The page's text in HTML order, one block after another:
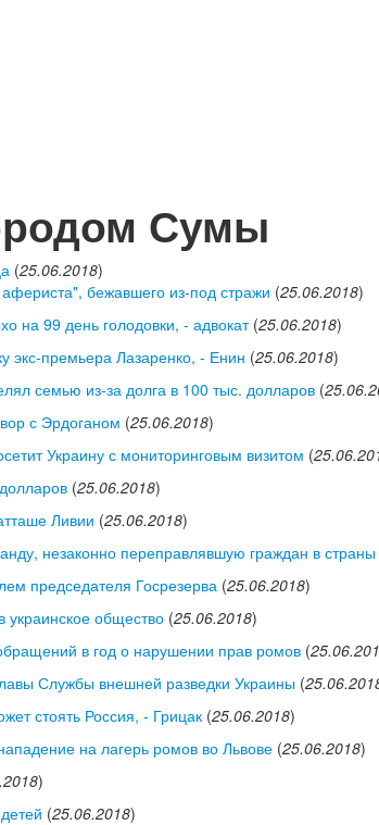
Сумы
(25.06.2018)
бежавшего из-под стражи (25.06.2018)
на 99 день голодовки, - адвокат(25.06.2018)
экс-премьера Лазаренко, - Енин (25.06.2018)
семью из-за долга в 100 тыс. долларов (
с Эрдоганом (25.06.2018)
Украину с мониторинговым визитом (
(25.06.2018)
Ливии (25.06.2018)
незаконно переправлявшую граждан в
председателя Госрезерва (25.06.2018)
общество (25.06.2018)
в год о нарушении прав ромов (
Службы внешней разведки Украины (
стоять Россия, - Грицак (25.06.2018)
на лагерь ромов во Львове (25.06.2018)
)
(25.06.2018)